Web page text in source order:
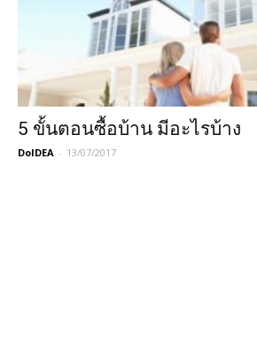
5 ขั้นตอนซื้อบ้าน มีอะไรบ้าง
DoIDEA - 13/07/2017